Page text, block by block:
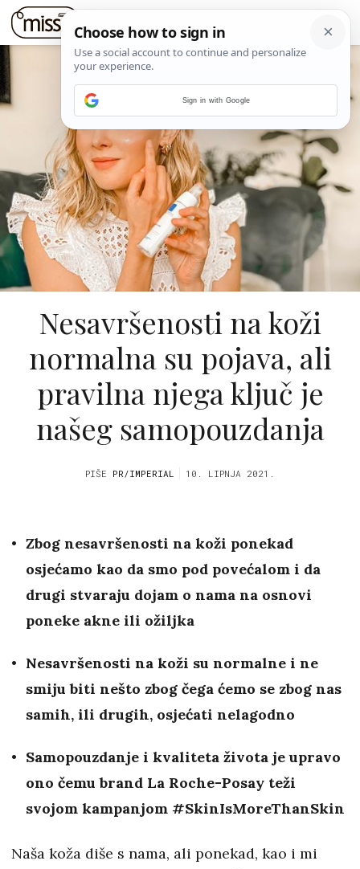
Nesavršenosti na koži
normalna su pojava, ali
pravilna njega ključ je
našeg samopouzdanja
PIŠE PR/IMPERIAL 10. LIPNJA 2021.
Zbog nesavršenosti na koži ponekad
osjećamo kao da smo pod povećalom i da
drugi stvaraju dojam o nama na osnovi
poneke akne ili ožiljka
Nesavršenosti na koži su normalne i ne
smiju biti nešto zbog čega ćemo se zbog nas
samih, ili drugih, osjećati nelagodno
Samopouzdanje i kvaliteta života je upravo
ono čemu brand La Roche-Posay teži
svojom kampanjom #SkinIsMoreThanSkin
Naša koža diše s nama, ali ponekad, kao i mi
Sign in with Google